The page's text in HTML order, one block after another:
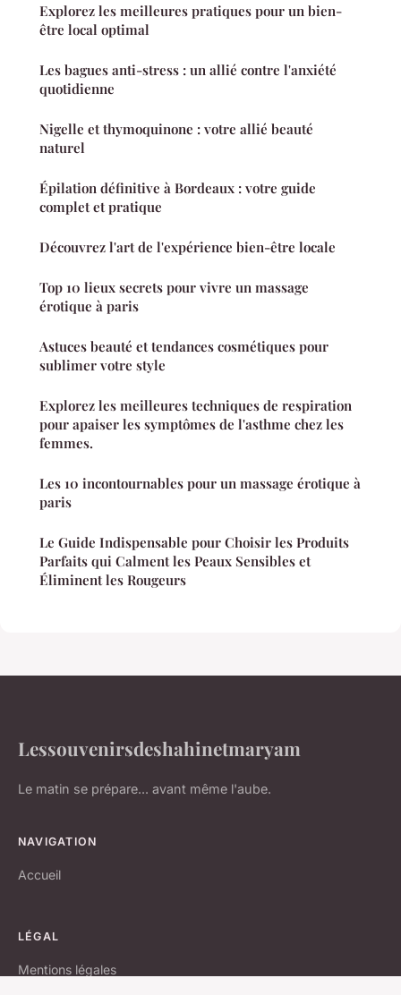
Explorez les meilleures pratiques pour un bien-
être local optimal
Les bagues anti-stress : un allié contre l'anxiété
quotidienne
Nigelle et thymoquinone : votre allié beauté
naturel
Épilation définitive à Bordeaux : votre guide
complet et pratique
Découvrez l'art de l'expérience bien-être locale
Top 10 lieux secrets pour vivre un massage
érotique à paris
Astuces beauté et tendances cosmétiques pour
sublimer votre style
Explorez les meilleures techniques de respiration
pour apaiser les symptômes de l'asthme chez les
femmes.
Les 10 incontournables pour un massage érotique à
paris
Le Guide Indispensable pour Choisir les Produits
Parfaits qui Calment les Peaux Sensibles et
Éliminent les Rougeurs
Lessouvenirsdeshahinetmaryam
Le matin se prépare... avant même l'aube.
NAVIGATION
Accueil
LÉGAL
Mentions légales